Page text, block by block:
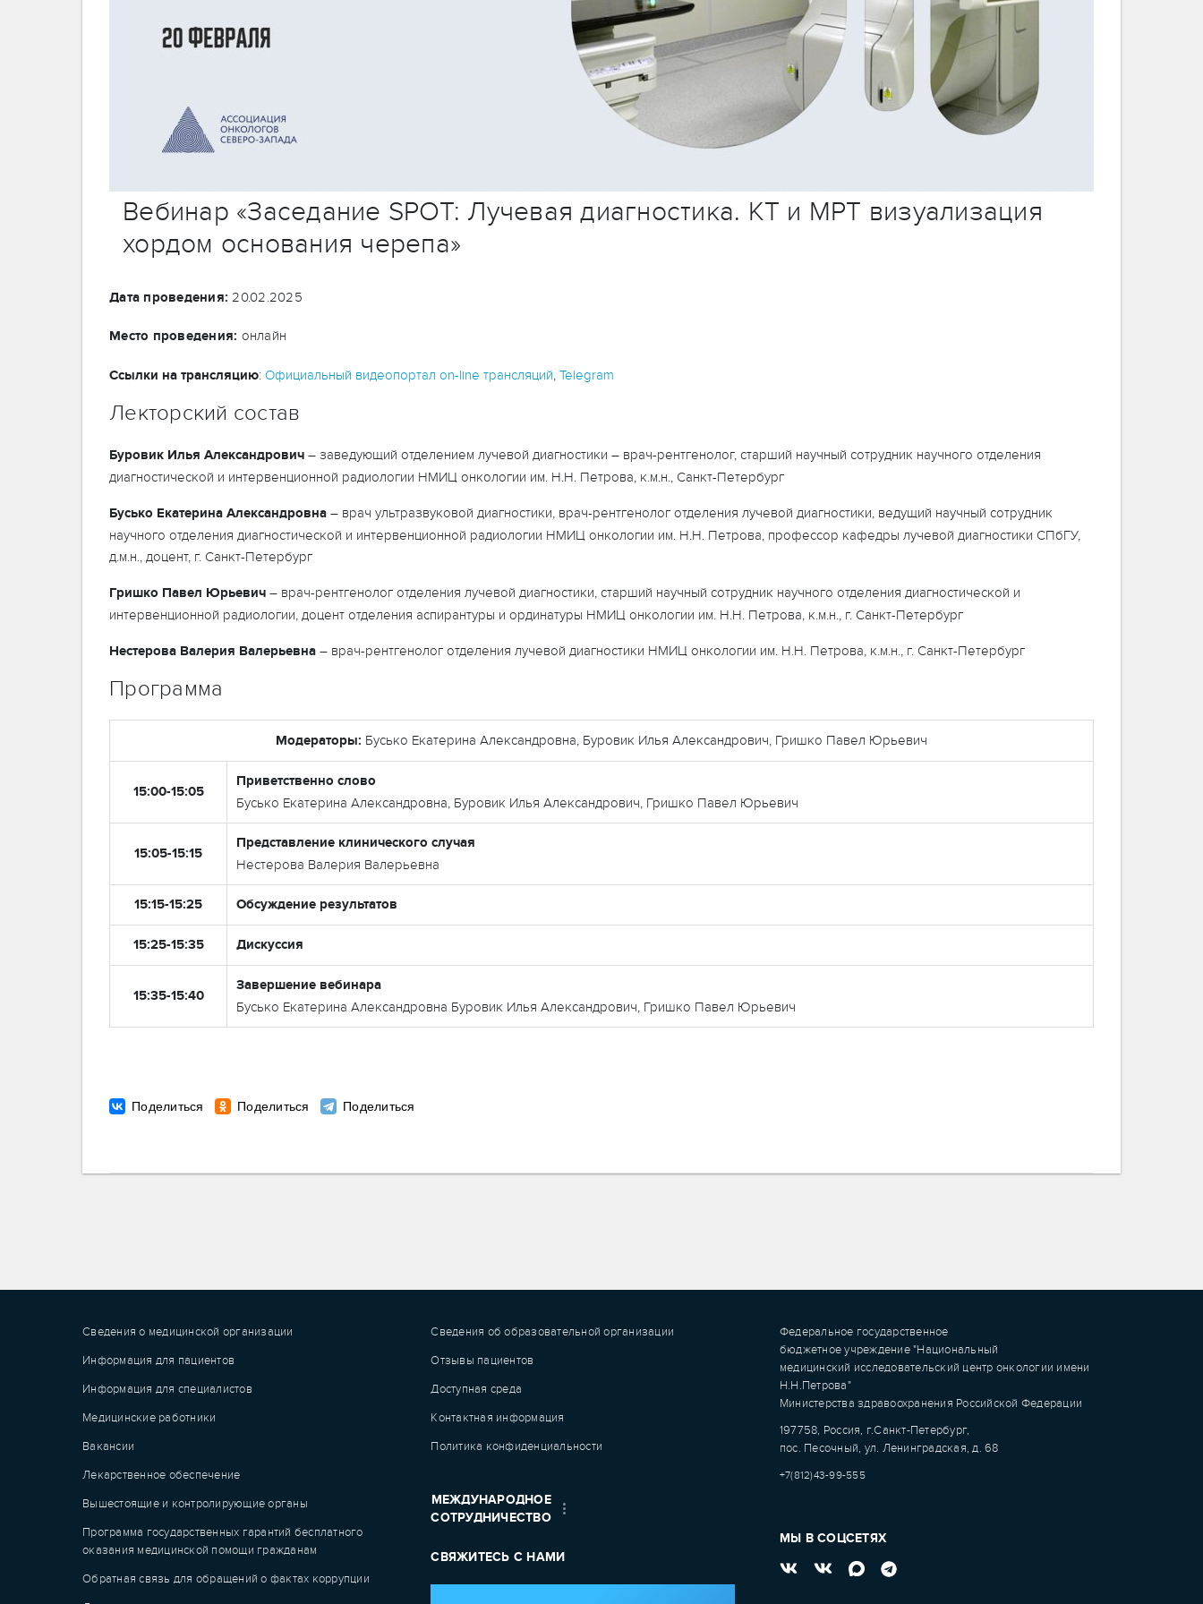
Вебинар «Заседание SPOT: Лучевая диагностика. КТ и МРТ визуализация
хордом основания черепа»
Дата проведения: 20.02.2025
Место проведения: онлайн
Ссылки на трансляцию: Официальный видеопортал on-line трансляций, Telegram
Лекторский состав
Буровик Илья Александрович – заведующий отделением лучевой диагностики – врач-рентгенолог, старший научный сотрудник научного отделения
диагностической и интервенционной радиологии НМИЦ онкологии им. Н.Н. Петрова, к.м.н., Санкт-Петербург
Бусько Екатерина Александровна – врач ультразвуковой диагностики, врач-рентгенолог отделения лучевой диагностики, ведущий научный сотрудник
научного отделения диагностической и интервенционной радиологии НМИЦ онкологии им. Н.Н. Петрова, профессор кафедры лучевой диагностики СПбГУ,
д.м.н., доцент, г. Санкт-Петербург
Гришко Павел Юрьевич – врач-рентгенолог отделения лучевой диагностики, старший научный сотрудник научного отделения диагностической и
интервенционной радиологии, доцент отделения аспирантуры и ординатуры НМИЦ онкологии им. Н.Н. Петрова, к.м.н., г. Санкт-Петербург
Нестерова Валерия Валерьевна – врач-рентгенолог отделения лучевой диагностики НМИЦ онкологии им. Н.Н. Петрова, к.м.н., г. Санкт-Петербург
Программа
Модераторы: Бусько Екатерина Александровна, Буровик Илья Александрович, Гришко Павел Юрьевич
15:00-15:05
Приветственно слово
Бусько Екатерина Александровна, Буровик Илья Александрович, Гришко Павел Юрьевич
15:05-15:15
Представление клинического случая
Нестерова Валерия Валерьевна
15:15-15:25 Обсуждение результатов
15:25-15:35 Дискуссия
15:35-15:40
Завершение вебинара
Бусько Екатерина Александровна Буровик Илья Александрович, Гришко Павел Юрьевич
Сведения о медицинской организации
Информация для пациентов
Информация для специалистов
Медицинские работники
Вакансии
Лекарственное обеспечение
Вышестоящие и контролирующие органы
Программа государственных гарантий бесплатного
оказания медицинской помощи гражданам
Обратная связь для обращений о фактах коррупции
Сведения об образовательной организации
Отзывы пациентов
Доступная среда
Контактная информация
Политика конфиденциальности
МЕЖДУНАРОДНОЕ
СОТРУДНИЧЕСТВО
СВЯЖИТЕСЬ С НАМИ
Федеральное государственное
бюджетное учреждение "Национальный
медицинский исследовательский центр онкологии имени
Н.Н.Петрова"
Министерства здравоохранения Российской Федерации
197758, Россия, г.Санкт-Петербург,
пос. Песочный, ул. Ленинградская, д. 68
+7(812)43-99-555
МЫ В СОЦСЕТЯХ